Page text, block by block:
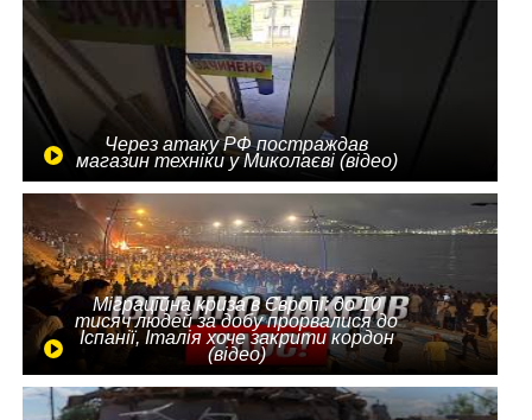
Через атаку РФ постраждав
магазин техніки у Миколаєві (відео)
Міграційна криза в Європі: до 10
тисяч людей за добу прорвалися до
Іспанії, Італія хоче закрити кордон
(відео)